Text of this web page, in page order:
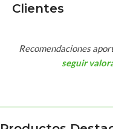
Clientes
Recomendaciones
seguir